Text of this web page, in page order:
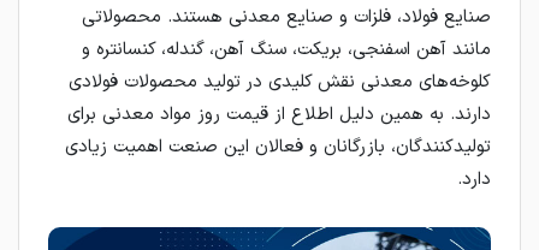
صنایع فولاد، فلزات و صنایع معدنی هستند. محصولاتی
مانند آهن اسفنجی، بریکت، سنگ آهن، گندله، کنسانتره و
کلوخه‌های معدنی نقش کلیدی در تولید محصولات فولادی
دارند. به همین دلیل اطلاع از قیمت روز مواد معدنی برای
تولیدکنندگان، بازرگانان و فعالان این صنعت اهمیت زیادی
دارد.